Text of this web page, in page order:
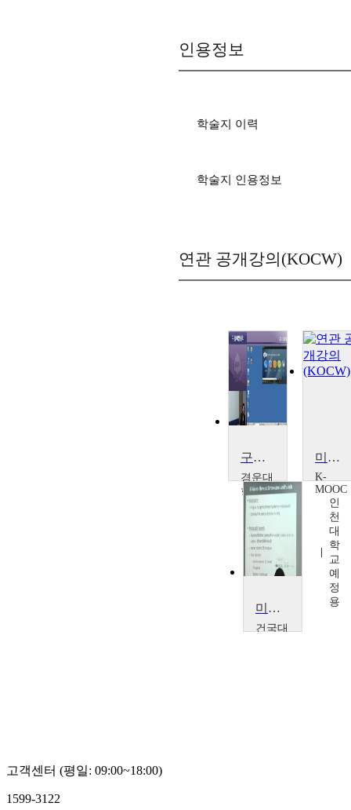
인용정보
학술지 이력
학술지 인용정보
연관 공개강의(KOCW)
구강미생물학
경운대
학교
김
희
미생물학 입문
K-
MOOC
인
천
대
학
교
예
정
용
미생물학
건국대
고객센터 (평일: 09:00~18:00)
1599-3122